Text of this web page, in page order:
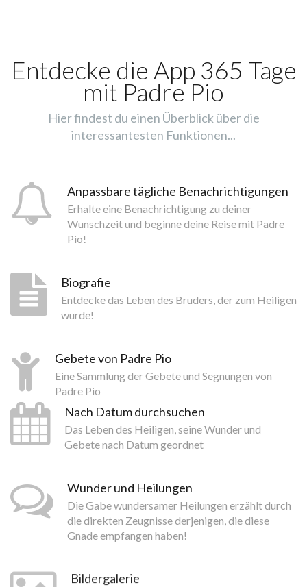
Entdecke die App 365 Tage
mit Padre Pio
Hier findest du einen Überblick über die
interessantesten Funktionen...
Anpassbare tägliche Benachrichtigungen
Erhalte eine Benachrichtigung zu deiner
Wunschzeit und beginne deine Reise mit Padre
Pio!
Biografie
Entdecke das Leben des Bruders, der zum Heiligen
wurde!
Gebete von Padre Pio
Eine Sammlung der Gebete und Segnungen von
Padre Pio
Nach Datum durchsuchen
Das Leben des Heiligen, seine Wunder und
Gebete nach Datum geordnet
Wunder und Heilungen
Die Gabe wundersamer Heilungen erzählt durch
die direkten Zeugnisse derjenigen, die diese
Gnade empfangen haben!
Bildergalerie